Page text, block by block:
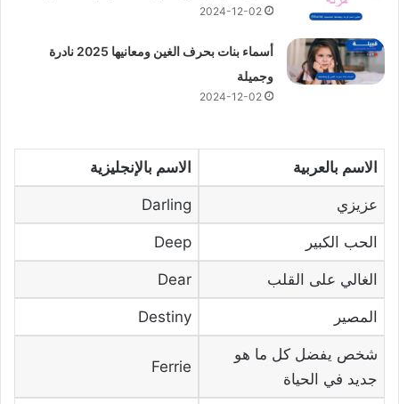
2024-12-02
أسماء بنات بحرف الغين ومعانيها 2025 نادرة
وجميلة
2024-12-02
الاسم بالعربية الاسم بالإنجليزية
عزيزي Darling
الحب الكبير Deep
الغالي على القلب Dear
المصير Destiny
شخص يفضل كل ما هو
جديد في الحياة
Ferrie